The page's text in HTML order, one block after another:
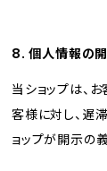
8. 個人情報の
当ショップは、
客様に対し、遅
ョップが開示の